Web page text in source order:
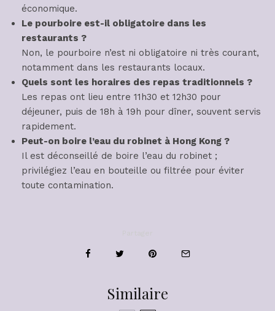
économique.
Le pourboire est-il obligatoire dans les
restaurants ?
Non, le pourboire n’est ni obligatoire ni très courant,
notamment dans les restaurants locaux.
Quels sont les horaires des repas traditionnels ?
Les repas ont lieu entre 11h30 et 12h30 pour
déjeuner, puis de 18h à 19h pour dîner, souvent servis
rapidement.
Peut-on boire l’eau du robinet à Hong Kong ?
Il est déconseillé de boire l’eau du robinet ;
privilégiez l’eau en bouteille ou filtrée pour éviter
toute contamination.
Similaire